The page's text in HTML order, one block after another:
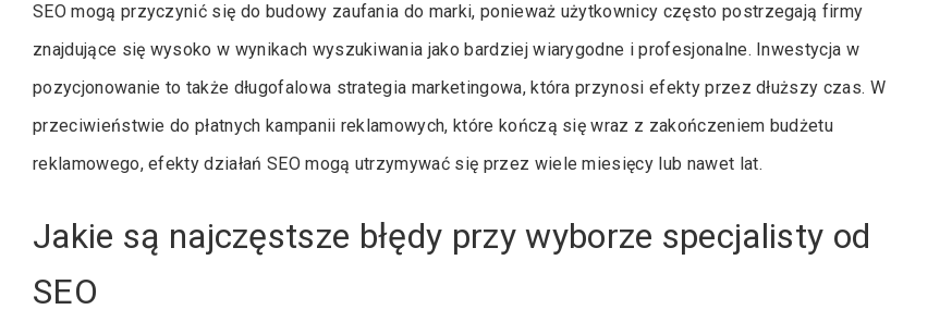
SEO mogą przyczynić się do budowy zaufania do marki, ponieważ użytkownicy często postrzegają firmy
znajdujące się wysoko w wynikach wyszukiwania jako bardziej wiarygodne i profesjonalne. Inwestycja w
pozycjonowanie to także długofalowa strategia marketingowa, która przynosi efekty przez dłuższy czas. W
przeciwieństwie do płatnych kampanii reklamowych, które kończą się wraz z zakończeniem budżetu
reklamowego, efekty działań SEO mogą utrzymywać się przez wiele miesięcy lub nawet lat.
Jakie są najczęstsze błędy przy wyborze specjalisty od
SEO